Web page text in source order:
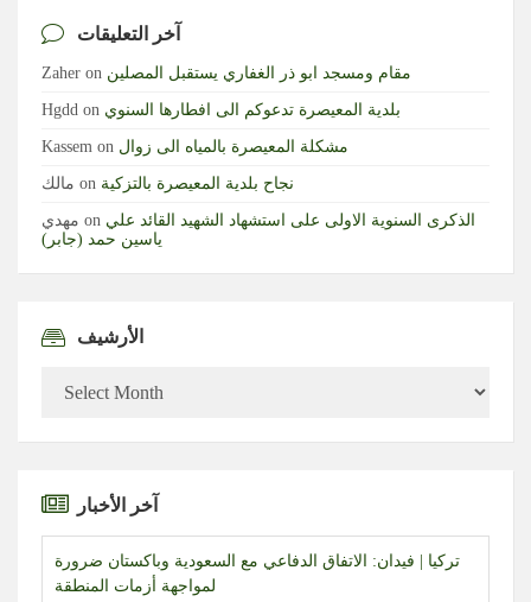
آخر التعليقات
Zaher on مقام ومسجد ابو ذر الغفاري يستقبل المصلين
Hgdd on بلدية المعيصرة تدعوكم الى افطارها السنوي
Kassem on مشكلة المعيصرة بالمياه الى زوال
مالك on نجاح بلدية المعيصرة بالتزكية
مهدي on الذكرى السنوية الاولى على استشهاد الشهيد القائد علي
ياسين حمد (جابر)
الأرشيف
آخر الأخبار
تركيا | فيدان: الاتفاق الدفاعي مع السعودية وباكستان ضرورة
لمواجهة أزمات المنطقة